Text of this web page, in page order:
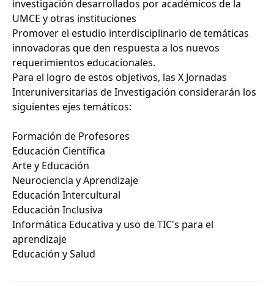
investigación desarrollados por académicos de la
UMCE y otras instituciones
Promover el estudio interdisciplinario de temáticas
innovadoras que den respuesta a los nuevos
requerimientos educacionales.
Para el logro de estos objetivos, las X Jornadas
Interuniversitarias de Investigación considerarán los
siguientes ejes temáticos:
Formación de Profesores
Educación Científica
Arte y Educación
Neurociencia y Aprendizaje
Educación Intercultural
Educación Inclusiva
Informática Educativa y uso de TIC's para el
aprendizaje
Educación y Salud